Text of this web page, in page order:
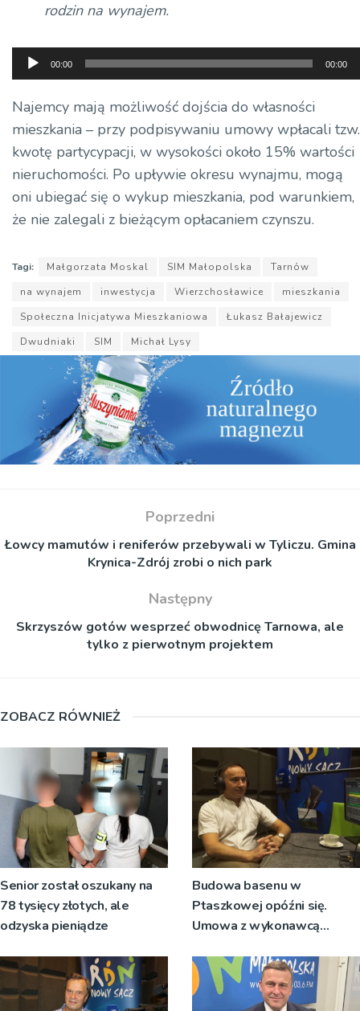
rodzin na wynajem.
Odtwarzacz
plików
dźwiękowych
00:00 00:00
Najemcy mają możliwość dojścia do własności
mieszkania – przy podpisywaniu umowy wpłacali tzw.
kwotę partycypacji, w wysokości około 15% wartości
nieruchomości. Po upływie okresu wynajmu, mogą
oni ubiegać się o wykup mieszkania, pod warunkiem,
że nie zalegali z bieżącym opłacaniem czynszu.
Tagi: Małgorzata Moskal SIM Małopolska
Tarnów
na wynajem
inwestycja Wierzchosławice
mieszkania
Społeczna Inicjatywa Mieszkaniowa
Łukasz Bałajewicz
Dwudniaki
SIM Michał Lysy
Poprzedni
Łowcy mamutów i reniferów przebywali w Tyliczu. Gmina
Krynica-Zdrój zrobi o nich park
Następny
Skrzyszów gotów wesprzeć obwodnicę Tarnowa, ale
tylko z pierwotnym projektem
ZOBACZ RÓWNIEŻ
Senior został oszukany na
78 tysięcy złotych, ale
odzyska pieniądze
Budowa basenu w
Ptaszkowej opóźni się.
Umowa z wykonawcą
zostanie podpisana